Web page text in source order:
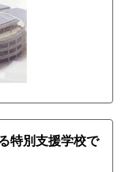
特別支援学校で